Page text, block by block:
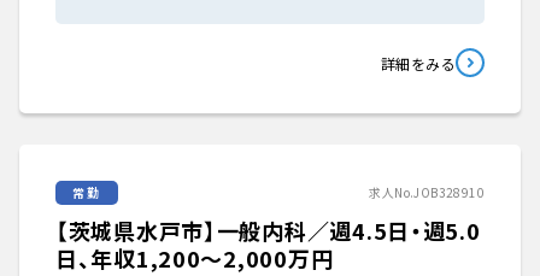
詳細をみる
常勤 求人No.JOB328910
【茨城県水戸市】一般内科／週4.5日・週5.0
日、年収1,200〜2,000万円